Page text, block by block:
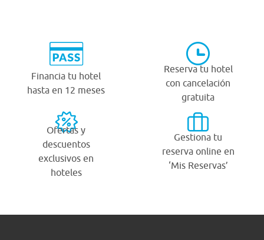
Financia tu hotel
hasta en 12 meses
Reserva tu hotel
con cancelación
gratuita
Ofertas y
descuentos
exclusivos en
hoteles
Gestiona tu
reserva online en
‘Mis Reservas’